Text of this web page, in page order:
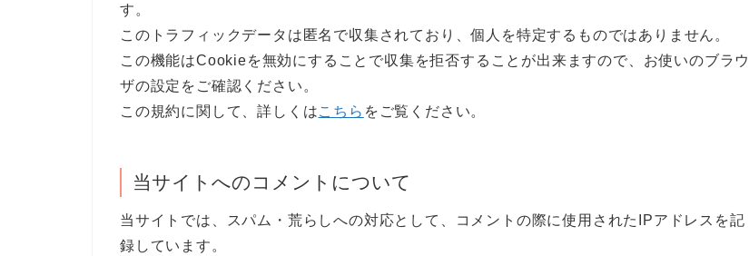
す。
このトラフィックデータは匿名で収集されており、個人を特定するものではありません。
この機能はCookieを無効にすることで収集を拒否することが出来ますので、お使いのブラウ
ザの設定をご確認ください。
この規約に関して、詳しくはこちら をご覧ください。
当サイトへのコメントについて
当サイトでは、スパム・荒らしへの対応として、コメントの際に使用されたIPアドレスを記
録しています。